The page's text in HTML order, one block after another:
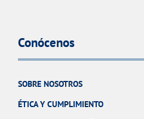
Conócenos
SOBRE NOSOTROS
ÉTICA Y CUMPLIMIENTO